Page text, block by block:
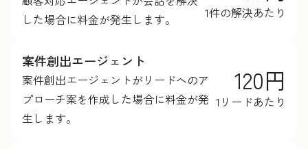
した場合に料金が発生します。
1件の解決あたり
案件創出エージェント
案件創出エージェントがリードへのア
プローチ案を作成した場合に料金が発
生します。
120円
1リードあたり